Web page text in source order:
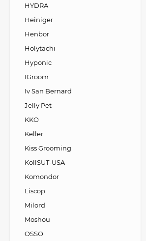
HYDRA
Heiniger
Henbor
Holytachi
Hyponic
IGroom
Iv San Bernard
Jelly Pet
KKO
Keller
Kiss Grooming
KollSUT-USA
Komondor
Liscop
Milord
Moshou
OSSO